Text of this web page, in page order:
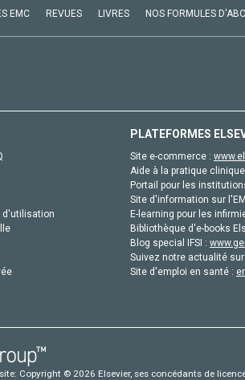
EMC REVUES LIVRES NOS FORMULES
d'utilisation
PLATEFORMES
Site e-commerce :
Aide à la pratique
Portail pour les
Site d'information sur
E-learning pour les
Bibliothèque d'e-books
Blog special IFSI :
Suivez notre actualité
Site d'emploi en santé :
Copyright © 2026 Elsevier, ses concédants de